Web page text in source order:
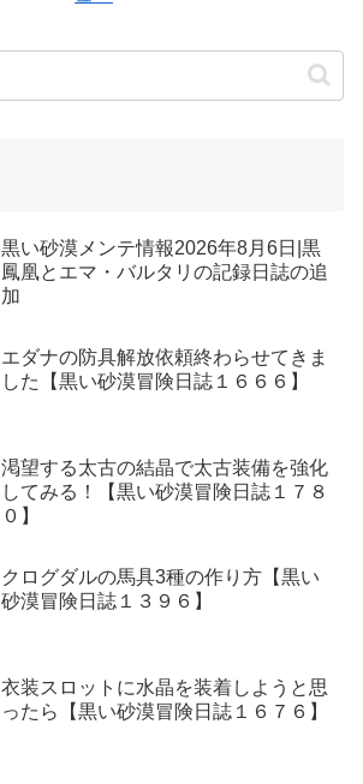
黒い砂漠メンテ情報2026年8月6日|黒
鳳凰とエマ・バルタリの記録日誌の追
加
エダナの防具解放依頼終わらせてきま
した【黒い砂漠冒険日誌１６６６】
渇望する太古の結晶で太古装備を強化
してみる！【黒い砂漠冒険日誌１７８
０】
クログダルの馬具3種の作り方【黒い
砂漠冒険日誌１３９６】
衣装スロットに水晶を装着しようと思
ったら【黒い砂漠冒険日誌１６７６】